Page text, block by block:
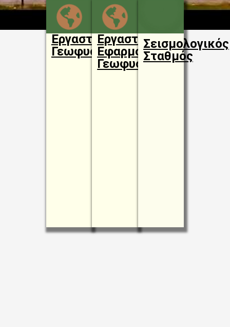
Εργαστήριο
Γεωφυσικής
Εργαστήριο
Εφαρμοσμένης
Γεωφυσικής
Σεισμολογικός
Σταθμός